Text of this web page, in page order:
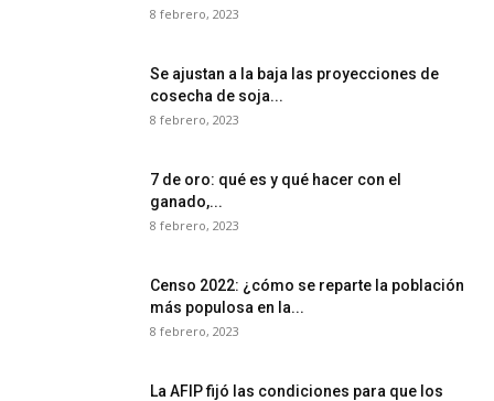
8 febrero, 2023
Se ajustan a la baja las proyecciones de
cosecha de soja...
8 febrero, 2023
7 de oro: qué es y qué hacer con el
ganado,...
8 febrero, 2023
Censo 2022: ¿cómo se reparte la población
más populosa en la...
8 febrero, 2023
La AFIP fijó las condiciones para que los